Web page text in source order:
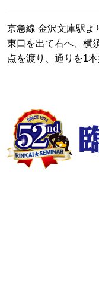
京急線 金沢文庫駅よ
東口を出て右へ、横
点を渡り、通りを1